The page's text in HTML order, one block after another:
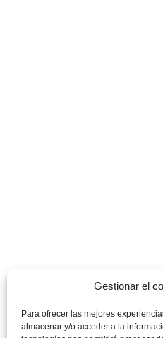
Gestionar el
Para ofrecer las mejores
almacenar y/o acceder a la